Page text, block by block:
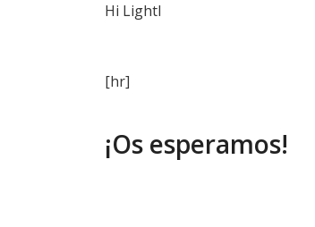
Hi LightI
[hr]
¡Os esperamos!